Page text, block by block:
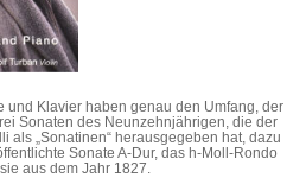
und Klavier haben genau den Umfang, der
Sonaten des Neunzehnjährigen, die der
als „Sonatinen“ herausgegeben hat, dazu
Sonate A-Dur, das h-Moll-Rondo
aus dem Jahr 1827.